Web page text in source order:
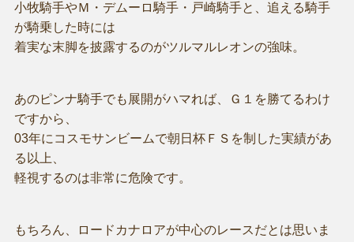
小牧騎手やＭ・デムーロ騎手・戸崎騎手と、追える騎手
が騎乗した時には
着実な末脚を披露するのがツルマルレオンの強味。
あのピンナ騎手でも展開がハマれば、Ｇ１を勝てるわけ
ですから、
03年にコスモサンビームで朝日杯ＦＳを制した実績があ
る以上、
軽視するのは非常に危険です。
もちろん、ロードカナロアが中心のレースだとは思いま